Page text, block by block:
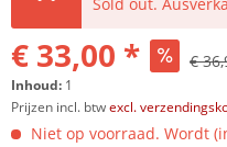
€ 33,00 * €
Inhoud: 1
Prijzen incl. btwexcl.
Niet op voorraad. Wordt